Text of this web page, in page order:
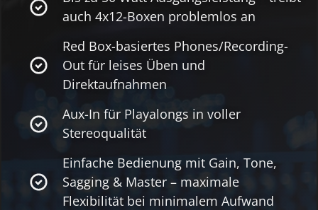
auch 4x12-Boxen problemlos an
Red Box-basiertes Phones/Recording-
Out für leises Üben und
Direktaufnahmen
Aux-In für Playalongs in voller
Stereoqualität
Einfache Bedienung mit Gain, Tone,
Sagging & Master – maximale
Flexibilität bei minimalem Aufwand